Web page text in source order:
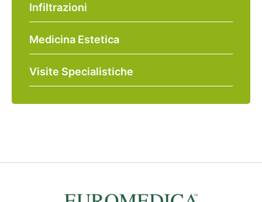
Infiltrazioni
Medicina Estetica
Visite Specialistiche